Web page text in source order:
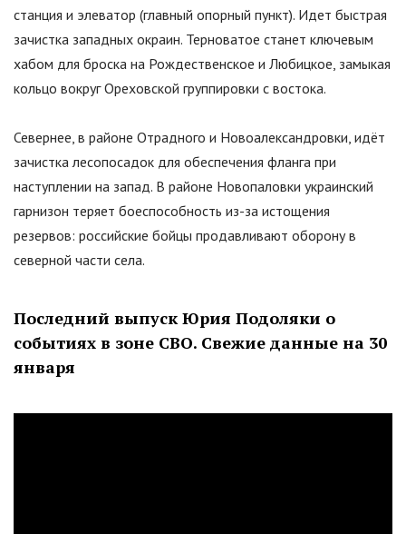
станция и элеватор (главный опорный пункт). Идет быстрая
зачистка западных окраин. Терноватое станет ключевым
хабом для броска на Рождественское и Любицкое, замыкая
кольцо вокруг Ореховской группировки с востока.
Севернее, в районе Отрадного и Новоалександровки, идёт
зачистка лесопосадок для обеспечения фланга при
наступлении на запад. В районе Новопаловки украинский
гарнизон теряет боеспособность из-за истощения
резервов: российские бойцы продавливают оборону в
северной части села.
Последний выпуск Юрия Подоляки о
событиях в зоне СВО. Свежие данные на 30
января